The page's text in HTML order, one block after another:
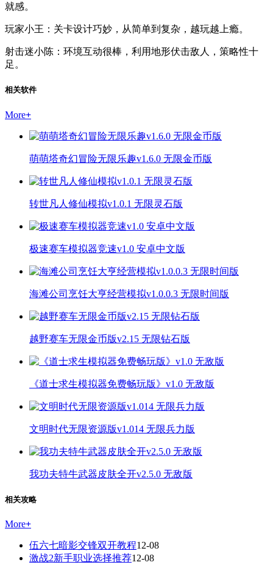
就感。
玩家小王：关卡设计巧妙，从简单到复杂，越玩越上瘾。
射击迷小陈：环境互动很棒，利用地形伏击敌人，策略性十
足。
相关软件
More+
萌萌塔奇幻冒险无限乐趣v1.6.0 无限金币版
转世凡人修仙模拟v1.0.1 无限灵石版
极速赛车模拟器竞速v1.0 安卓中文版
海滩公司烹饪大亨经营模拟v1.0.0.3 无限时间版
越野赛车无限金币版v2.15 无限钻石版
《道士求生模拟器免费畅玩版》v1.0 无敌版
文明时代无限资源版v1.014 无限兵力版
我功夫特牛武器皮肤全开v2.5.0 无敌版
相关攻略
More+
伍六七暗影交锋双开教程12-08
激战2新手职业选择推荐12-08